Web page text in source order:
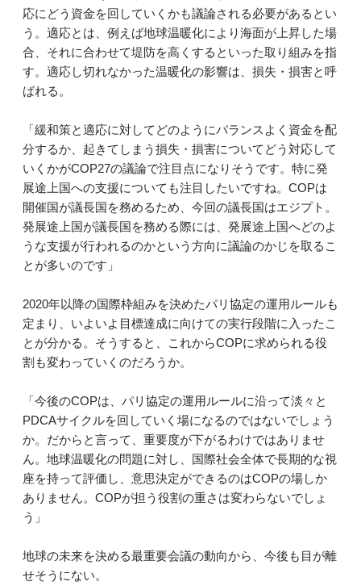
応にどう資金を回していくかも議論される必要があるとい
う。適応とは、例えば地球温暖化により海面が上昇した場
合、それに合わせて堤防を高くするといった取り組みを指
す。適応し切れなかった温暖化の影響は、損失・損害と呼
ばれる。
「緩和策と適応に対してどのようにバランスよく資金を配
分するか、起きてしまう損失・損害についてどう対応して
いくかがCOP27の議論で注目点になりそうです。特に発
展途上国への支援についても注目したいですね。COPは
開催国が議長国を務めるため、今回の議長国はエジプト。
発展途上国が議長国を務める際には、発展途上国へどのよ
うな支援が行われるのかという方向に議論のかじを取るこ
とが多いのです」
2020年以降の国際枠組みを決めたパリ協定の運用ルールも
定まり、いよいよ目標達成に向けての実行段階に入ったこ
とが分かる。そうすると、これからCOPに求められる役
割も変わっていくのだろうか。
「今後のCOPは、パリ協定の運用ルールに沿って淡々と
PDCAサイクルを回していく場になるのではないでしょう
か。だからと言って、重要度が下がるわけではありませ
ん。地球温暖化の問題に対し、国際社会全体で長期的な視
座を持って評価し、意思決定ができるのはCOPの場しか
ありません。COPが担う役割の重さは変わらないでしょ
う」
地球の未来を決める最重要会議の動向から、今後も目が離
せそうにない。